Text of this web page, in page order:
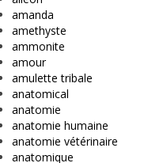
amanda
amethyste
ammonite
amour
amulette tribale
anatomical
anatomie
anatomie humaine
anatomie vétérinaire
anatomique